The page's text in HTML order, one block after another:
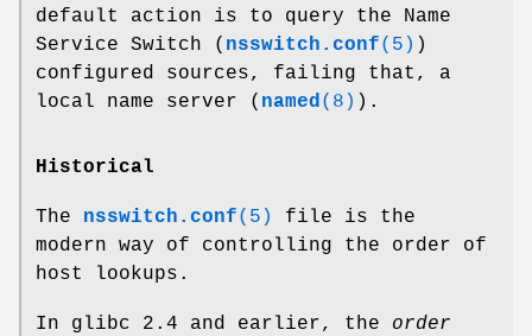
default action is to query the Name
Service Switch ( nsswitch.conf(5) )
configured sources, failing that, a
local name server ( named (8) ).
Historical
The nsswitch.conf(5)
file is the
modern way of controlling the order of
host lookups.
In glibc 2.4 and earlier, the order